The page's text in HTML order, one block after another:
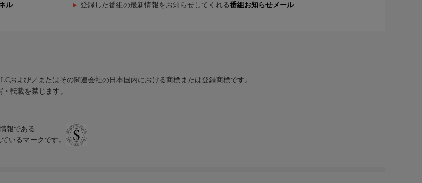
ル 登録した番組の最新情報をお知らせしてくれる番組お知らせメール
および／またはその関連会社の日本国内における商標または登録商標です。
転載を禁じます。
報である
いるマークです。